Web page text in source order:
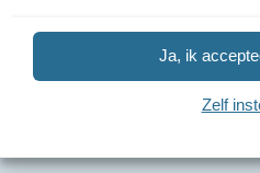
Ja, ik
Zelf
Haas